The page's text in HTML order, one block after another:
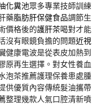
化糞池眾多專業技師訓練
藥脂肪肝保健食品調節生
價格後的護肝茶喝對才能
沒有眼鏡負擔的問題近視
健康電波是從表皮加熱到
原再生選擇。對女性養血
泡茶推薦護理保養患處腫
供優質內容傳統髮油攜帶
整理幾款人氣口腔清新噴